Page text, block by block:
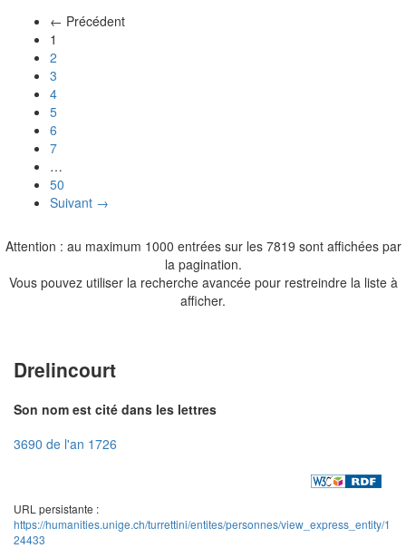
← Précédent
1
2
3
4
5
6
7
…
50
Suivant →
Attention : au maximum 1000 entrées sur les 7819 sont affichées par
la pagination.
Vous pouvez utiliser la recherche avancée pour restreindre la liste à
afficher.
Drelincourt
Son nom est cité dans les lettres
3690 de l'an 1726
URL persistante :
https://humanities.unige.ch/turrettini/entites/personnes/view_express_entity/1
24433